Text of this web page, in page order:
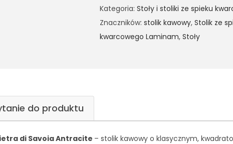
Kategoria: Stoły i stoliki ze spieku
Znaczników: stolik kawowy, Stolik ze
kwarcowego Laminam, Stoły
do produktu
di Savoia Antracite – stolik kawowy o klasycznym,